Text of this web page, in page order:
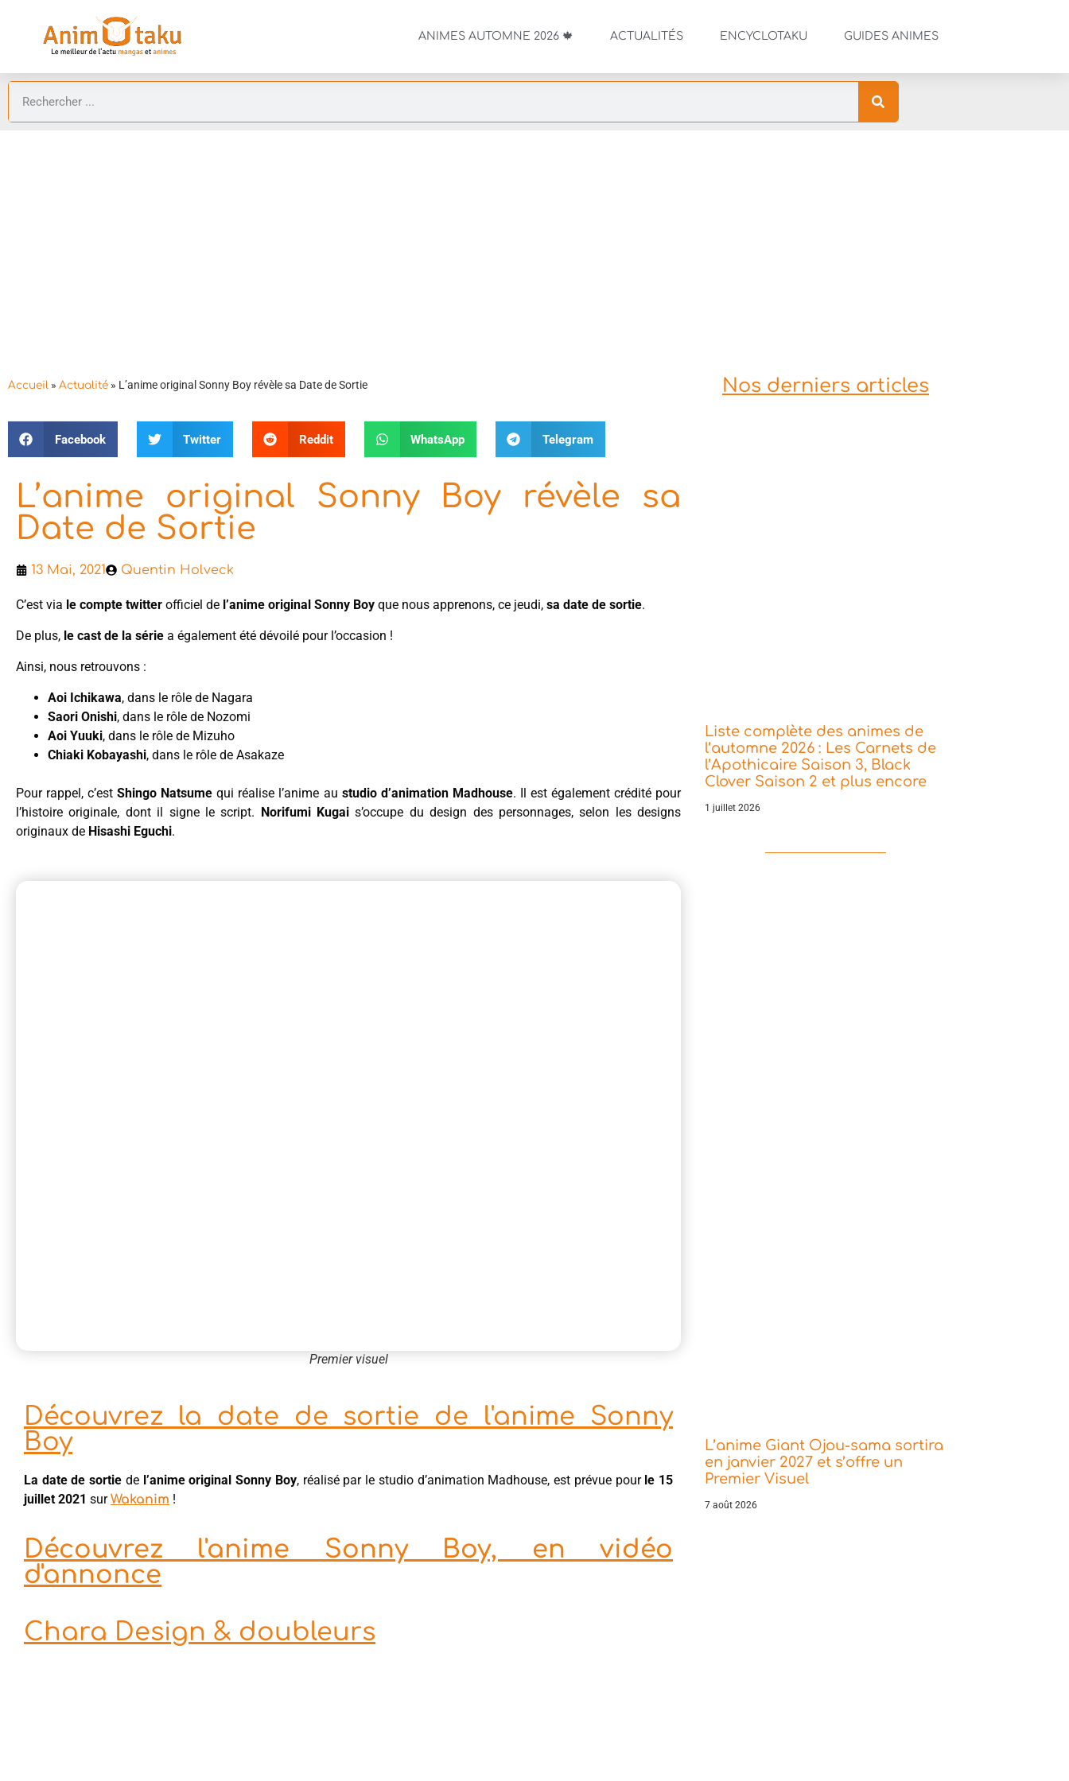
ANIMES AUTOMNE 2026 🍁 ACTUALITÉS ENCYCLOTAKU GUIDES ANIMES
Accueil » Actualité » L’anime original Sonny Boy révèle sa Date de Sortie
Facebook Twitter Reddit WhatsApp Telegram
L’anime original Sonny Boy révèle sa
Date de Sortie
13 Mai, 2021 Quentin Holveck
C’est via le compte twitter officiel de l’anime original Sonny Boy que nous apprenons, ce jeudi, sa date de sortie.
De plus, le cast de la série a également été dévoilé pour l’occasion !
Ainsi, nous retrouvons :
Aoi Ichikawa, dans le rôle de Nagara
Saori Onishi, dans le rôle de Nozomi
Aoi Yuuki, dans le rôle de Mizuho
Chiaki Kobayashi, dans le rôle de Asakaze
Pour rappel, c’estShingo Natsume qui réalise l’anime au studio d’animation Madhouse. Il est également crédité pour
l’histoire originale, dont il signe le script. Norifumi Kugai s’occupe du design des personnages, selon les designs
originaux de Hisashi Eguchi.
Premier visuel
Découvrez la date de sortie de l'anime Sonny
Boy
La date de sortie de l’anime original Sonny Boy, réalisé par le studio d’animation Madhouse, est prévue pour le 15
juillet 2021 surWakanim !
Découvrez l'anime Sonny Boy, en vidéo
d'annonce
Chara Design & doubleurs
Nos derniers articles
Liste complète des animes de
l’automne 2026 : Les Carnets de
l’Apothicaire Saison 3, Black
Clover Saison 2 et plus encore
1 juillet 2026
L’anime Giant Ojou-sama sortira
en janvier 2027 et s’offre un
Premier Visuel
7 août 2026